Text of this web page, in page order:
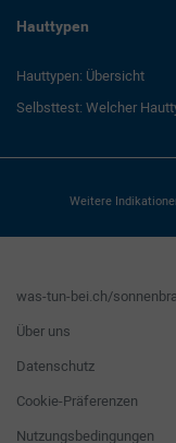
Hauttypen
Hauttypen: Übersicht
Selbsttest: Welcher
Weitere
was-tun-bei.ch/
Über uns
Datenschutz
Cookie-Präferenzen
Nutzungsbedingungen